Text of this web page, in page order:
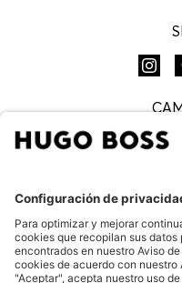
Preguntas Frecuentes
Aviso de